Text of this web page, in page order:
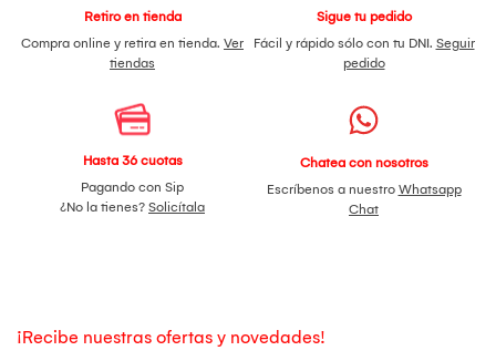
Retiro en tienda
Compra online y retira en tienda. Ver
tiendas
Sigue tu pedido
Fácil y rápido sólo con tu DNI. Seguir
pedido
Hasta 36 cuotas
Pagando con Sip
¿No la tienes? Solicítala
Chatea con nosotros
Escríbenos a nuestro Whatsapp
Chat
¡Recibe nuestras ofertas y novedades!